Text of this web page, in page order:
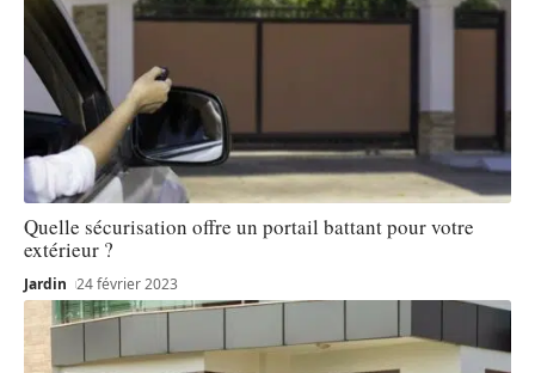
Quelle sécurisation offre un portail battant pour votre
extérieur ?
Jardin 24 février 2023